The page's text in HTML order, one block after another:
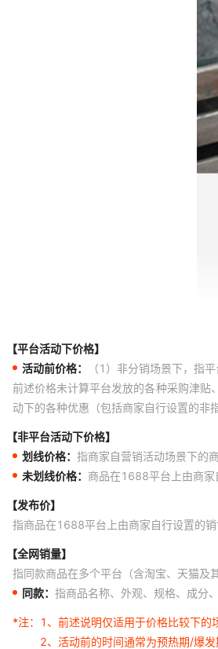
【平台活动下价格】
活动前价格：
（1）非分销场景下，指
前述价格未计算平台发放的各种采购津贴
动下的各种优惠（包括商家自行设置的非
【非平台活动下价格】
划线价格： 指商家自营销活动场景下的
未划线价格： 商品在1688平台上由商家
【发布价】
指商品在1688平台上由商家自行设置的
【全网销量】
指同款商品在多个平台（含淘宝、天猫及
同款： 指商品名称、外观、规格、成分
*注：
1、前述说明仅适用于价格比较下的
2、活动前的时间通常为预热期/爆